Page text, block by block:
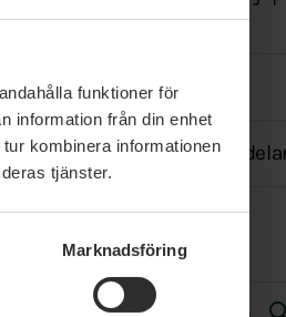
funktioner för
information från din enhet
kombinera informationen
tjänster.
Marknadsföring
Värmland
Medlemswebb